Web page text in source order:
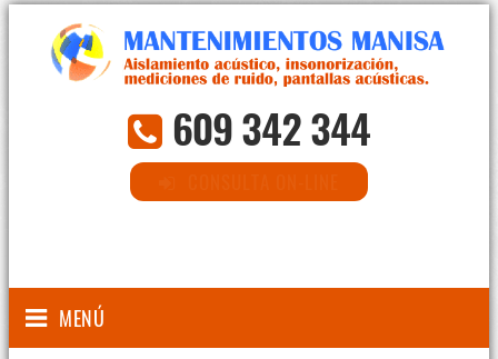
609 342 344
MENÚ